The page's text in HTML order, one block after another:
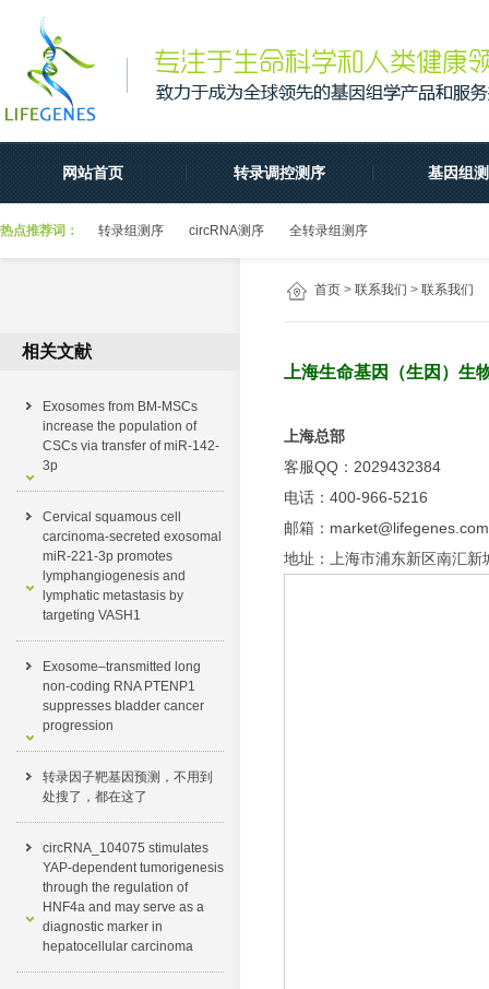
网站首页 转录调控测序 基因组
热点推荐词： 转录组测序 circRNA测序 全转录组测序
首页 > 联系我们 > 联系我们
相关文献
Exosomes from BM-MSCs
increase the population of
CSCs via transfer of miR-142-
3p
Cervical squamous cell
carcinoma-secreted exosomal
miR-221-3p promotes
lymphangiogenesis and
lymphatic metastasis by
targeting VASH1
Exosome–transmitted long
non-coding RNA PTENP1
suppresses bladder cancer
progression
转录因子靶基因预测，不用到
处搜了，都在这了​
circRNA_104075 stimulates
YAP-dependent tumorigenesis
through the regulation of
HNF4a and may serve as a
diagnostic marker in
hepatocellular carcinoma
上海生命基因（生因）生
上海总部
客服QQ：2029432384
电话：400-966-5216
邮箱：
地址：
上海市浦东新区南汇